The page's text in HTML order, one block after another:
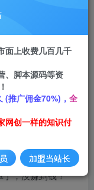
但是，普通人没
了，没赚到钱！
面上收费几百几千
、脚本源码等资
(推广佣金70%)， 全
网创一样的知识付
加盟当站长